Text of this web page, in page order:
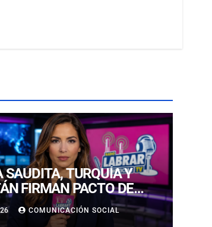
SAUDITA, TURQUÍA Y
FIRMAN PACTO DE
EN MEDIO DE
EN MEDIO ORIENTE
COMUNICACIÓN SOCIAL